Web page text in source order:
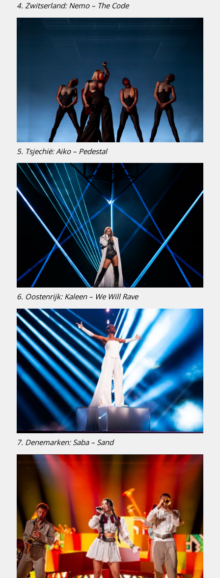
4. Zwitserland: Nemo – The Code
5. Tsjechië: Aiko – Pedestal
6. Oostenrijk: Kaleen – We Will Rave
7. Denemarken: Saba – Sand